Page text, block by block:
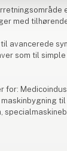
med
avancerede
som til
for:
dele og